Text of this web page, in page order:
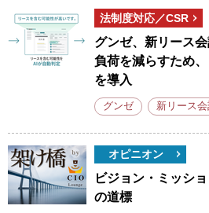
法制度対応／CSR
グンゼ、新リース
負荷を減らすため
を導入
グンゼ 新リース
オピニオン
ビジョン・ミッシ
の道標